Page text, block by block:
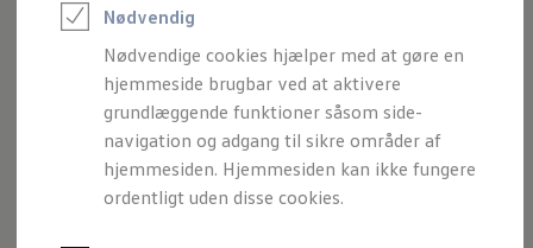
Nødvendig
Nødvendige cookies hjælper med at gøre en
hjemmeside brugbar ved at aktivere
grundlæggende funktioner såsom side-
navigation og adgang til sikre områder af
hjemmesiden. Hjemmesiden kan ikke fungere
ordentligt uden disse cookies.
Lær din ID. at kende
Varmepumpe
Energieffektivitet
Teaser Battery Regulation
Software og konnektivitet
ID. Software 6.0
ID.- softwareversioner og opdateringer
Grænseflader til din ID.
Køb og leasing
Lagerbiler til hurtig levering